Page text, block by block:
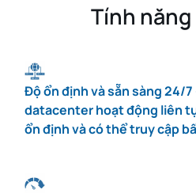
Tính
Độ ổn định và sẵn sàng 24/7
datacenter hoạt động liên
ổn định và có thể truy cập